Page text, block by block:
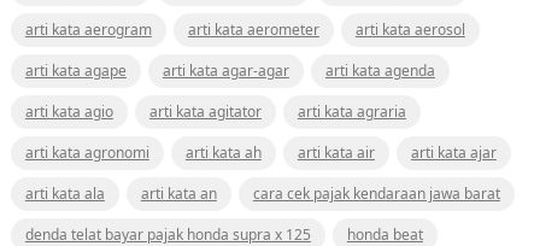
arti kata aerogram
arti kata aerometer
arti kata aerosol
arti kata agape
arti kata agar-agar
arti kata agenda
arti kata agio
arti kata agitator
arti kata agraria
arti kata agronomi
arti kata ah arti kata air
arti kata ajar
arti kata ala
arti kata an
cara cek pajak kendaraan jawa barat
denda telat bayar pajak honda supra x 125
honda beat